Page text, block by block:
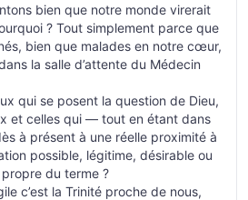
bien que notre monde virerait
? Tout simplement parce que
bien que malades en notre cœur,
la salle d’attente du Médecin
qui se posent la question de Dieu,
et celles qui — tout en étant dans
à présent à une réelle proximité à
possible, légitime, désirable ou
du terme ?
c’est la Trinité proche de nous,